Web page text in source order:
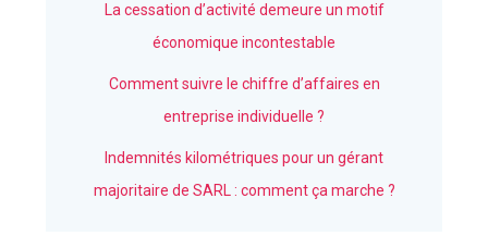
La cessation d’activité demeure un motif
économique incontestable
Comment suivre le chiffre d’affaires en
entreprise individuelle ?
Indemnités kilométriques pour un gérant
majoritaire de SARL : comment ça marche ?